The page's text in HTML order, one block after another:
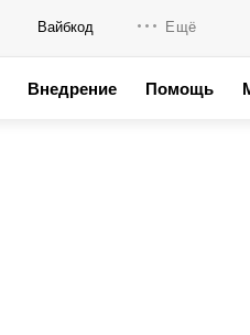
Вайбкод Ещё
Внедрение Помощь